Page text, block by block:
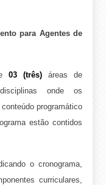
para Agentes de
03 (três) áreas de
onde os
programático
estão contidos
o cronograma,
curriculares,